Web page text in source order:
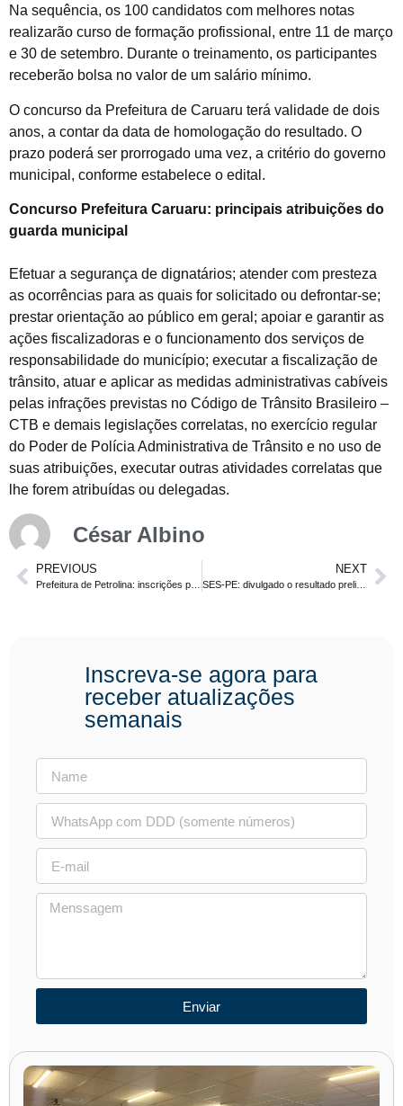
Na sequência, os 100 candidatos com melhores notas
realizarão curso de formação profissional, entre 11 de março
e 30 de setembro. Durante o treinamento, os participantes
receberão bolsa no valor de um salário mínimo.
O concurso da Prefeitura de Caruaru terá validade de dois
anos, a contar da data de homologação do resultado. O
prazo poderá ser prorrogado uma vez, a critério do governo
municipal, conforme estabelece o edital.
Concurso Prefeitura Caruaru: principais atribuições do
guarda municipal
Efetuar a segurança de dignatários; atender com presteza
as ocorrências para as quais for solicitado ou defrontar-se;
prestar orientação ao público em geral; apoiar e garantir as
ações fiscalizadoras e o funcionamento dos serviços de
responsabilidade do município; executar a fiscalização de
trânsito, atuar e aplicar as medidas administrativas cabíveis
pelas infrações previstas no Código de Trânsito Brasileiro –
CTB e demais legislações correlatas, no exercício regular
do Poder de Polícia Administrativa de Trânsito e no uso de
suas atribuições, executar outras atividades correlatas que
lhe forem atribuídas ou delegadas.
César Albino
PREVIOUS
Prefeitura de Petrolina: inscrições prorrogadas para concurso com 455 vagas. Confira!
NEXT
SES-PE: divulgado o resultado preliminar da prova objetiva
Inscreva-se agora para
receber atualizações
semanais
Enviar